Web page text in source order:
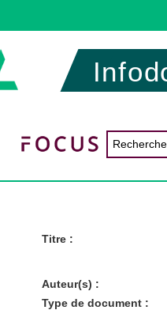
Titre :
Auteur(s) :
Type de document :